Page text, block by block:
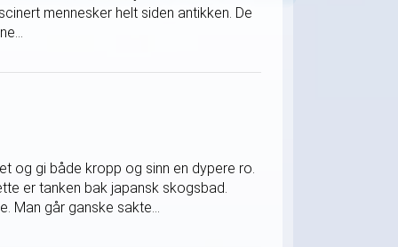
mennesker helt siden antikken. De
og gi både kropp og sinn en dypere ro.
er tanken bak japansk skogsbad.
Man går ganske sakte...